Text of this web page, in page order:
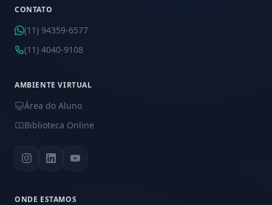
CONTATO
(11) 94359-6577
(11) 4040-9108
AMBIENTE VIRTUAL
Área do Aluno
Biblioteca Online
ONDE ESTAMOS